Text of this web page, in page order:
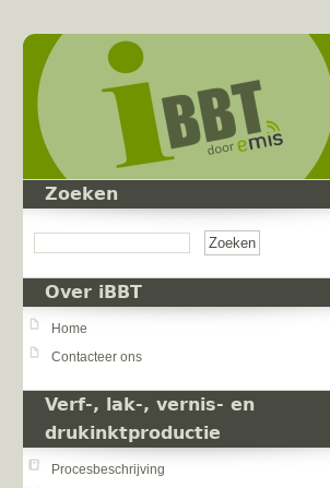
Zoeken
Over iBBT
Home
Contacteer ons
Verf-, lak-, vernis- en
drukinktproductie
Procesbeschrijving